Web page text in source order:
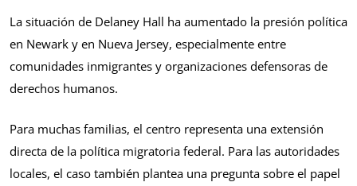
La situación de Delaney Hall ha aumentado la presión política
en Newark y en Nueva Jersey, especialmente entre
comunidades inmigrantes y organizaciones defensoras de
derechos humanos.
Para muchas familias, el centro representa una extensión
directa de la política migratoria federal. Para las autoridades
locales, el caso también plantea una pregunta sobre el papel